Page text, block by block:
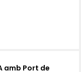
amb Port de